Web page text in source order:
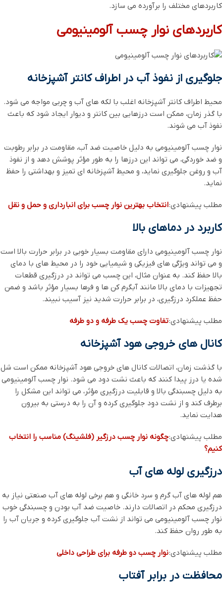
کاربردهای مختلف را برآورده می ‌سازد.
کاربردهای نوار چسب آلومینیومی
جلوگیری از نفوذ آب در اطراف کانتر آشپزخانه
محیط اطراف کانتر آشپزخانه اغلب با لکه ‌های آب و چربی مواجه می ‌شود.
با گذر زمان، ممکن است درزهایی بین کانتر و دیوار ایجاد شود که باعث
نفوذ آب می ‌شوند.
نوار چسب آلومینیومی به دلیل خاصیت ضد آب، مقاومت در برابر رطوبت
و ضد خوردگی، می‌ تواند این درزها را به ‌طور مؤثر پوشش دهد و از نفوذ
آب و روغن جلوگیری نماید، و محیط آشپزخانه ‌ای تمیز و بهداشتی را حفظ
نماید.
مطلب پیشنهادی:انتخاب بهترین نوار چسب برای انبارداری و حمل و نقل
کاربرد در دماهای بالا
نوار چسب آلومینیومی دارای مقاومت بسیار خوبی در برابر حرارت بالا است
و می ‌تواند ویژگی‌ های فیزیکی و شیمیایی خود را در محیط ‌های با دمای
بالا حفظ کند. به عنوان مثال، این چسب می ‌تواند در درزگیری قطعات
تجهیزات با دمای بالا مانند آبگرم‌ کن ‌ها و فرها بسیار مؤثر باشد و ضمن
حفظ عملکرد درزگیری، در برابر حرارت شدید نیز آسیب نبیند.
مطلب پیشنهادی:تفاوت چسب یک طرفه و دو طرفه
کانال ‌های خروجی هود آشپزخانه
با گذشت زمان، اتصالات کانال‌ های خروجی هود آشپزخانه ممکن است شل
شده یا درز پیدا کنند که باعث نشت دود می‌ شود. نوار چسب آلومینیومی
به دلیل چسبندگی بالا و قابلیت درزگیری مؤثر، می ‌تواند این مشکل را
برطرف کند و از نشت دود جلوگیری کرده و آن را به‌ درستی به بیرون
هدایت نماید.
مطلب پیشنهادی:چگونه نوار چسب درزگیر (فلشینگ) مناسب را انتخاب
کنیم؟
درزگیری لوله ‌های آب
هم لوله‌ های آب گرم و سرد خانگی و هم برخی لوله ‌های آب صنعتی نیاز به
درزگیری محکم در اتصالات دارند. خاصیت ضد آب بودن و چسبندگی خوب
نوار چسب آلومینیومی می ‌تواند از نشت آب جلوگیری کرده و جریان آب را
به ‌طور روان حفظ کند.
مطلب پیشنهادی:نوار چسب دو طرفه برای طراحی داخلی
محافظت در برابر آفتاب